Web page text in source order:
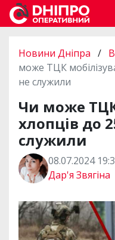
Новини Дніпра /
може ТЦК
не служили
Чи може
хлопців до
служили
08.07.2024
Дар'я Звягіна